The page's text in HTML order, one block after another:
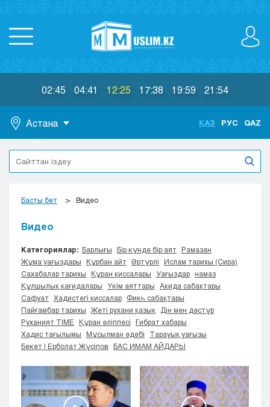
02:45 04:41 12:25 17:38 19:59 21:54
Астана
Астана
Алматы
Жезказган
Кокшетау
Костанай
Кызылорда
Павлодар
Петропавловск
Семей
Талдыкорган
Туркестан
Уральск
Усть-Каменогорск
ҚАЗ РУС QAZ
Басты бет Видео
Видео
Категориялар: Барлығы Бір күнде бір аят
Рамазан
Жұма уағыздары
Құрбан айт Әртүрлі
Ислам тарихы (Сира)
Сахабалар тарихы
Құран қиссалары Уағыздар
намаз
Құлшылық қағидалары
Үкім аяттары
Ақида сабақтары
Сафуат
Хадистегі қиссалар
Фикһ сабақтары
Пайғамбар тарихы
Жеті рухани қазық
Дін мен дәстүр
Руханият TIME
Құран әліппесі
Ғибрат хабары
Хадис тағылымы
Мұсылман әдебі
Тарауық уағызы
Бекет | Ерболат Жүсіпов
БАС ИМАМ АЙДАРЫ